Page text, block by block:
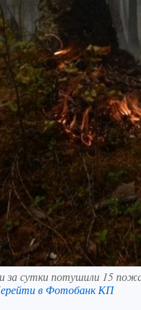
за сутки потушили 15
в Фотобанк КП